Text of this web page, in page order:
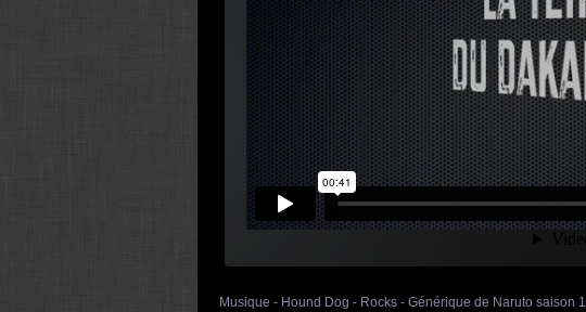
Musique - Hound Dog - Rocks - Générique de Naruto saison 1